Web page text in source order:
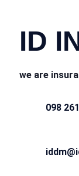
ID
we are
098